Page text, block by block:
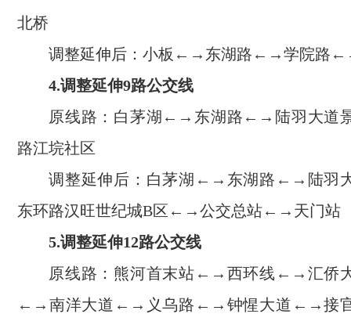
北桥
调整延伸后：小板←→东湖路←→学院路
4.调整延伸9路公交线
原线路：白茅湖←→东湖路←→陆羽大道
路江垸社区
调整延伸后：白茅湖←→东湖路←→陆羽
东环路汉旺世纪城B区←→公交总站←→天门站
5.调整延伸12路公交线
原线路：熊河首末站←→西环线←→汇侨
←→南洋大道←→义乌路←→钟惺大道←→接